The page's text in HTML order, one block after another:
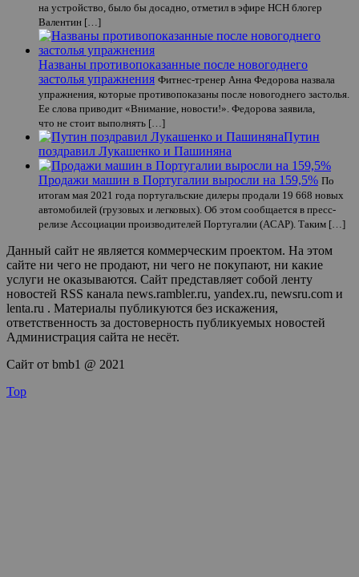
на устройство, было бы досадно, отметил в эфире НСН блогер
Валентин […]
Названы противопоказанные после новогоднего
застолья упражнения Фитнес-тренер Анна Федорова назвала
упражнения, которые противопоказаны после новогоднего застолья.
Ее слова приводит «Внимание, новости!». Федорова заявила,
что не стоит выполнять […]
Путин
поздравил Лукашенко и Пашиняна
Продажи машин в Португалии выросли на 159,5% По
итогам мая 2021 года португальские дилеры продали 19 668 новых
автомобилей (грузовых и легковых). Об этом сообщается в пресс-
релизе Ассоциации производителей Португалии (ACAP). Таким […]
Данный сайт не является коммерческим проектом. На этом
сайте ни чего не продают, ни чего не покупают, ни какие
услуги не оказываются. Сайт представляет собой ленту
новостей RSS канала news.rambler.ru, yandex.ru, newsru.com и
lenta.ru . Материалы публикуются без искажения,
ответственность за достоверность публикуемых новостей
Администрация сайта не несёт.
Сайт от bmb1 @ 2021
Top